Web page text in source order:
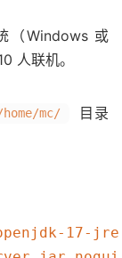
（Windows 或
人联机。
mc/
目录
17-